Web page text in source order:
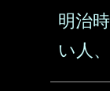
明治
い人